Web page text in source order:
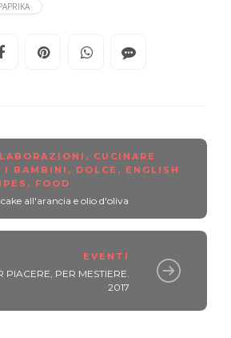
, CUCINARE
I BAMBINI , DOLCE , ENGLISH
, FOOD
all'arancia e olio d'oliva
EVENTI
PIACERE, PER MESTIERE.
2017